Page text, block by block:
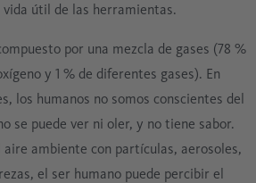
útil de las herramientas.
por una mezcla de gases (78 %
y 1 % de diferentes gases). En
los humanos no somos conscientes del
se puede ver ni oler, y no tiene sabor.
aire ambiente con partículas, aerosoles,
el ser humano puede percibir el